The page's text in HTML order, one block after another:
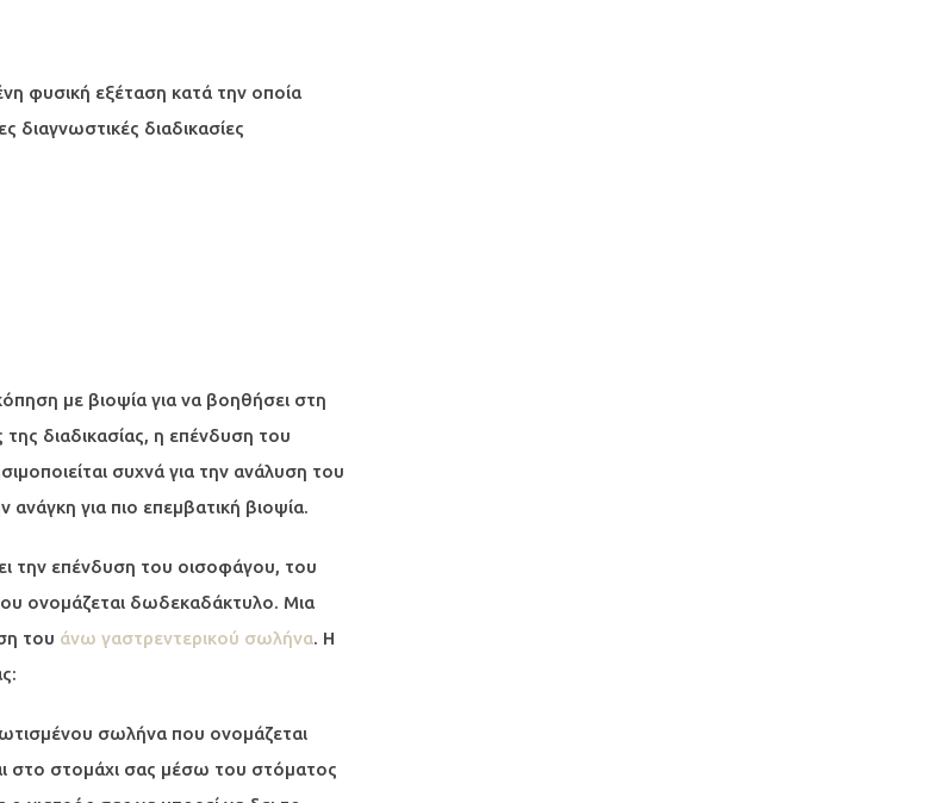
φυσική εξέταση κατά την οποία
διαγνωστικές διαδικασίες
με βιοψία για να βοηθήσει στη
διαδικασίας, η επένδυση του
συχνά για την ανάλυση του
για πιο επεμβατική βιοψία.
την επένδυση του οισοφάγου, του
ονομάζεται δωδεκαδάκτυλο. Μια
του άνω γαστρεντερικού σωλήνα. Η
σωλήνα που ονομάζεται
στο στομάχι σας μέσω του στόματος